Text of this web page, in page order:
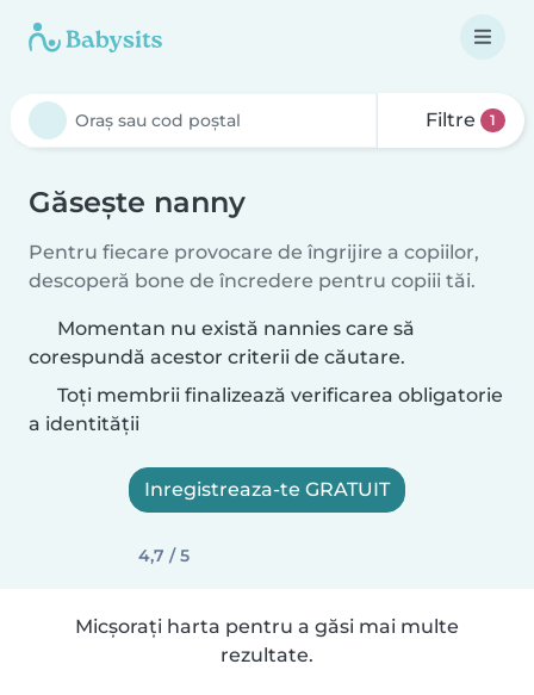
Filtre 1
Găsește nanny
Pentru fiecare provocare de îngrijire a copiilor,
descoperă bone de încredere pentru copiii tăi.
Momentan nu există nannies care să
corespundă acestor criterii de căutare.
Toți membrii finalizează verificarea obligatorie
a identității
Inregistreaza-te GRATUIT
4,7 / 5
Micșorați harta pentru a găsi mai multe
rezultate.